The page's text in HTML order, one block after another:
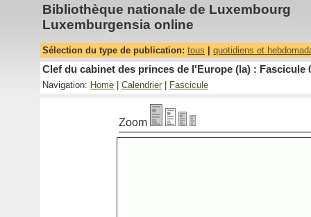
Bibliothèque nationale de Luxembourg
Luxemburgensia online
Sélection du type de publication: tous quotidiens et
Clef du cabinet des princes de l'Europe (la) : Fascicule
Navigation: Home Calendrier Fascicule
Zoom